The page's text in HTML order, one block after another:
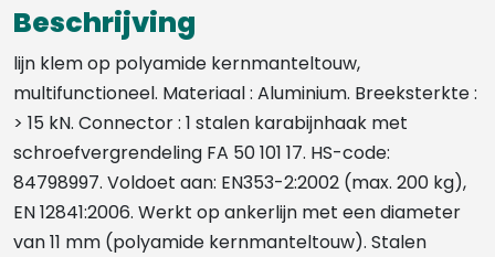
Beschrijving
lijn klem op polyamide kernmanteltouw,
multifunctioneel. Materiaal : Aluminium. Breeksterkte :
> 15 kN. Connector : 1 stalen karabijnhaak met
schroefvergrendeling FA 50 101 17. HS-code:
84798997. Voldoet aan: EN353-2:2002 (max. 200 kg),
EN 12841:2006. Werkt op ankerlijn met een diameter
van 11 mm (polyamide kernmanteltouw). Stalen